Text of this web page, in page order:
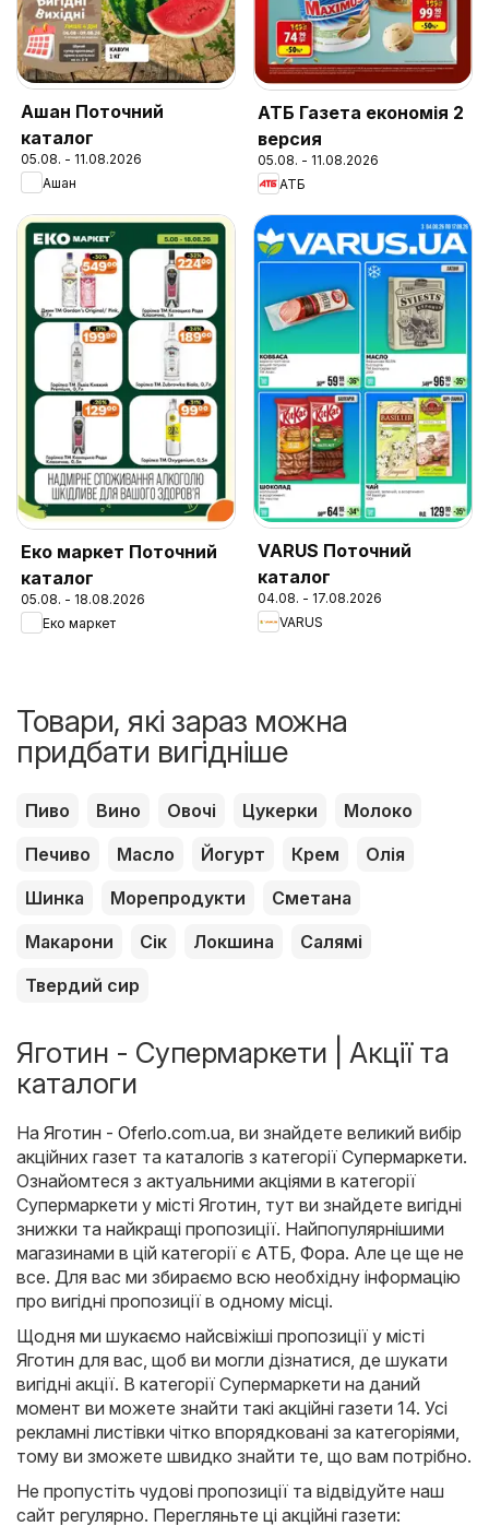
Ашан Поточний
каталог
05.08. - 11.08.2026
Ашан
АТБ Газета економія 2
версия
05.08. - 11.08.2026
АТБ
Еко маркет Поточний
каталог
05.08. - 18.08.2026
Еко маркет
VARUS Поточний
каталог
04.08. - 17.08.2026
VARUS
Товари, які зараз можна
придбати вигідніше
Пиво Вино Овочі Цукерки
Молоко
Печиво
Масло Йогурт Крем
Олія
Шинка
Морепродукти
Сметана
Макарони
Сік Локшина
Салямі
Твердий сир
Яготин - Супермаркети | Акції та
каталоги
На Яготин - Oferlo.com.ua, ви знайдете великий вибір
акційних газет та каталогів з категорії Супермаркети.
Ознайомтеся з актуальними акціями в категорії
Супермаркети у місті Яготин, тут ви знайдете вигідні
знижки та найкращі пропозиції. Найпопулярнішими
магазинами в цій категорії є АТБ, Фора. Але це ще не
все. Для вас ми збираємо всю необхідну інформацію
про вигідні пропозиції в одному місці.
Щодня ми шукаємо найсвіжіші пропозиції у місті
Яготин для вас, щоб ви могли дізнатися, де шукати
вигідні акції. В категорії Супермаркети на даний
момент ви можете знайти такі акційні газети 14. Усі
рекламні листівки чітко впорядковані за категоріями,
тому ви зможете швидко знайти те, що вам потрібно.
Не пропустіть чудові пропозиції та відвідуйте наш
сайт регулярно. Перегляньте ці акційні газети: